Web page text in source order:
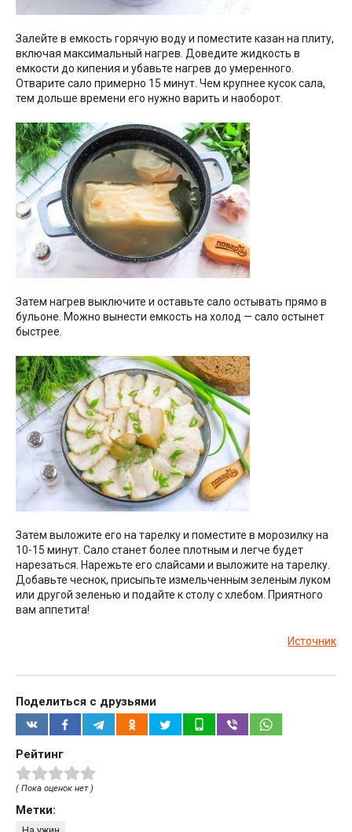
Залейте в емкость горячую воду и поместите казан на плиту,
включая максимальный нагрев. Доведите жидкость в
емкости до кипения и убавьте нагрев до умеренного.
Отварите сало примерно 15 минут. Чем крупнее кусок сала,
тем дольше времени его нужно варить и наоборот.
Затем нагрев выключите и оставьте сало остывать прямо в
бульоне. Можно вынести емкость на холод — сало остынет
быстрее.
Затем выложите его на тарелку и поместите в морозилку на
10-15 минут. Сало станет более плотным и легче будет
нарезаться. Нарежьте его слайсами и выложите на тарелку.
Добавьте чеснок, присыпьте измельченным зеленым луком
или другой зеленью и подайте к столу с хлебом. Приятного
вам аппетита!
Источник
Поделиться с друзьями
Рейтинг
( Пока оценок нет )
Метки: